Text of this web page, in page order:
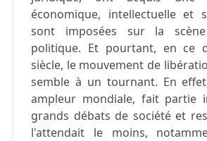
économique, intellectuelle et
sont imposées sur la
politique. Et pourtant, en ce
siècle, le mouvement de
semble à un tournant. En
ampleur mondiale, fait partie
grands débats de société et
l'attendait le moins,